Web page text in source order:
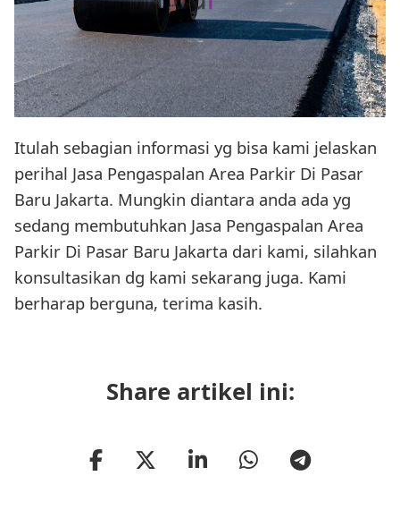
Itulah sebagian informasi yg bisa kami jelaskan
perihal Jasa Pengaspalan Area Parkir Di Pasar
Baru Jakarta. Mungkin diantara anda ada yg
sedang membutuhkan Jasa Pengaspalan Area
Parkir Di Pasar Baru Jakarta dari kami, silahkan
konsultasikan dg kami sekarang juga. Kami
berharap berguna, terima kasih.
Share artikel ini: